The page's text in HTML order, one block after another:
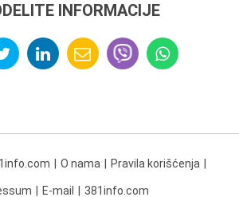
INFORMACIJE
O nama Pravila korišćenja
E-mail 381info.com